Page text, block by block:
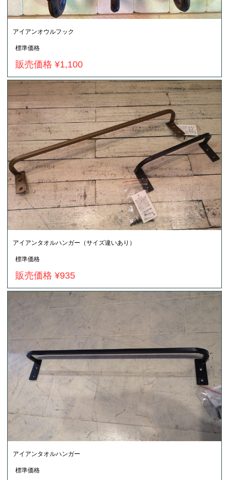
アイアンオウルフック
標準価格
販売価格 ¥1,100
アイアンタオルハンガー（サイズ違いあり）
標準価格
販売価格 ¥935
アイアンタオルハンガー
標準価格